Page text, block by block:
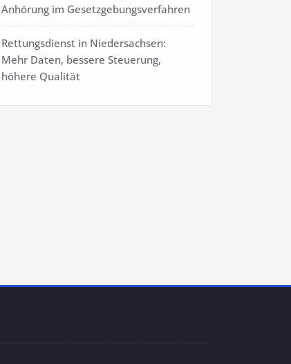
Anhörung im Gesetzgebungsverfahren
Rettungsdienst in Niedersachsen:
Mehr Daten, bessere Steuerung,
höhere Qualität